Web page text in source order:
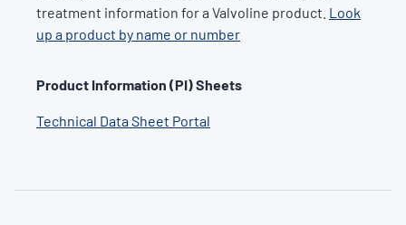
treatment information for a Valvoline product. Look
up a product by name or number
Product Information (PI) Sheets
Technical Data Sheet Portal